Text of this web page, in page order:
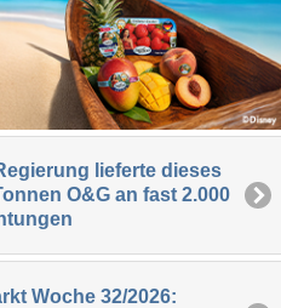
lieferte dieses
O&G an fast 2.000
Woche 32/2026: